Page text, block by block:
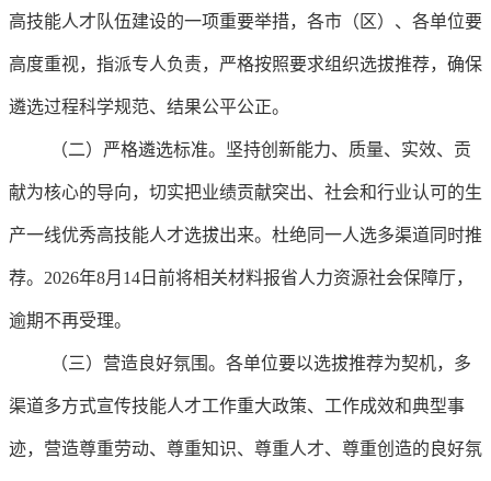
高技能人才队伍建设的一项重要举措，各市（区）、各单位要
高度重视，指派专人负责，严格按照要求组织选拔推荐，确保
遴选过程科学规范、结果公平公正。
（二）严格遴选标准。坚持创新能力、质量、实效、贡
献为核心的导向，切实把业绩贡献突出、社会和行业认可的生
产一线优秀高技能人才选拔出来。杜绝同一人选多渠道同时推
荐。2026年8月14日前将相关材料报省人力资源社会保障厅，
逾期不再受理。
（三）营造良好氛围。各单位要以选拔推荐为契机，多
渠道多方式宣传技能人才工作重大政策、工作成效和典型事
迹，营造尊重劳动、尊重知识、尊重人才、尊重创造的良好氛